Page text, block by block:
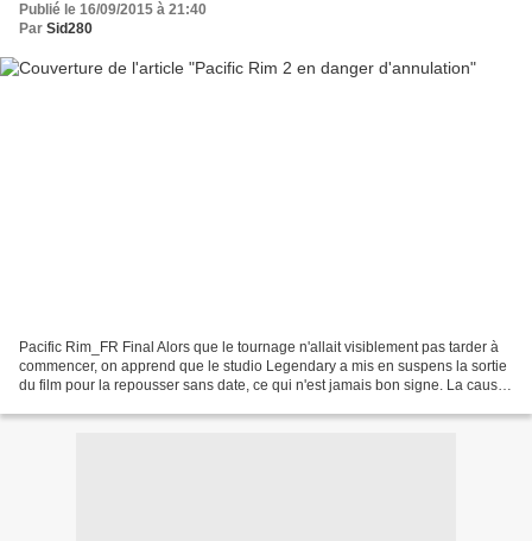
Publié le 16/09/2015 à 21:40
Par Sid280
Pacific Rim_FR Final Alors que le tournage n'allait visiblement pas tarder à
commencer, on apprend que le studio Legendary a mis en suspens la sortie
du film pour la repousser sans date, ce qui n'est jamais bon signe. La cause